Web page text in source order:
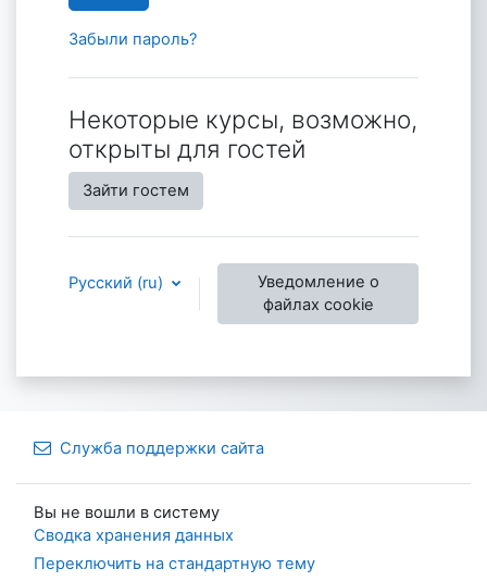
Забыли пароль?
Некоторые курсы, возможно,
открыты для гостей
Зайти гостем
Русский ‎(ru)‎
Уведомление о
файлах cookie
Служба поддержки сайта
Вы не вошли в систему
Сводка хранения данных
Переключить на стандартную тему